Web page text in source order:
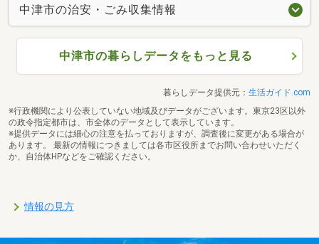
中津市の治安・ごみ収集情報
中津市の暮らしデータをもっと見る
暮らしデータ提供元： 生活ガイド.com
※行政機関により公表していない地域及びデータがございます。東京23区以外
の政令指定都市は、市全体のデータとして表示しています。
※提供データには細心の注意を払っておりますが、調査後に変更がある場合が
あります。 最新の情報につきましては各市区役所までお問い合わせいただく
か、自治体HPなどをご確認ください。
情報の見方